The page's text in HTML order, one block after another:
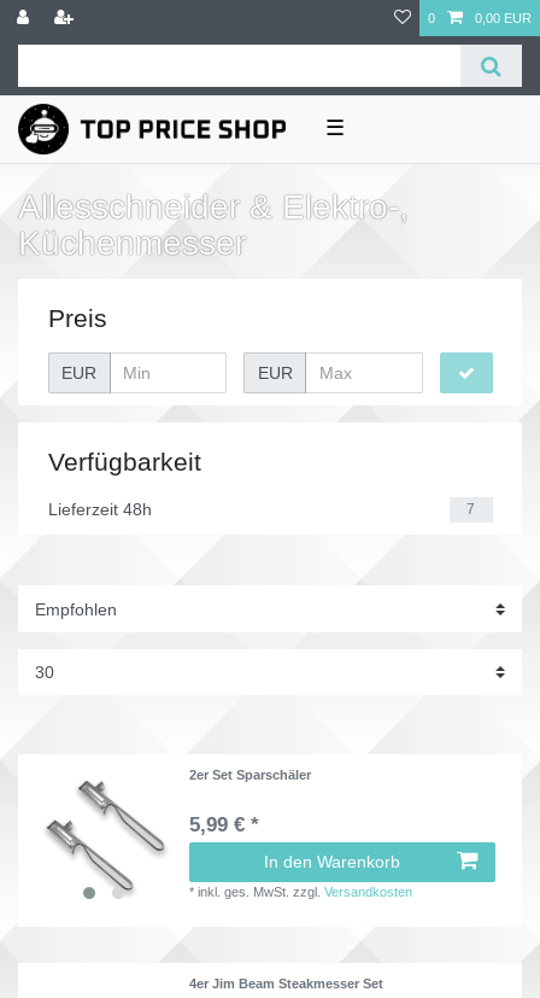
0 0,00 EUR
☰
Allesschneider & Elektro-,
Küchenmesser
Preis
EUR EUR
Verfügbarkeit
Lieferzeit 48h 7
2er Set Sparschäler
5,99 € *
In den Warenkorb
*inkl. ges. MwSt. zzgl.Versandkosten
4er Jim Beam Steakmesser Set